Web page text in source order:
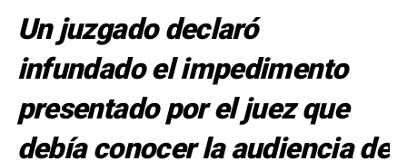
Un juzgado declaró
infundado el impedimento
presentado por el juez que
debía conocer la audiencia de